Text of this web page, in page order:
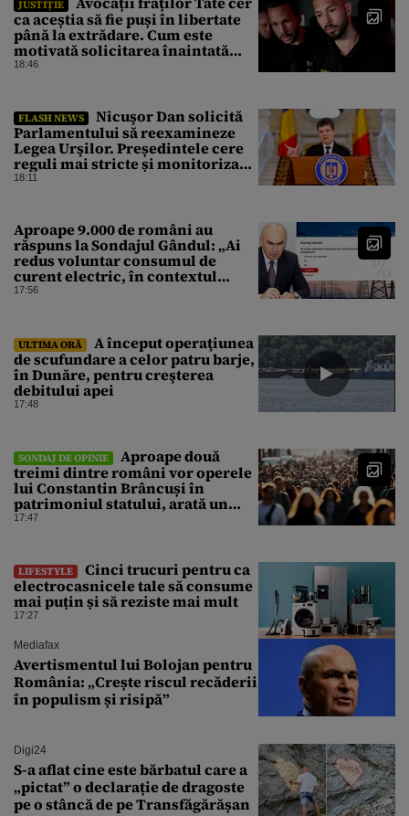
JUSTIȚIE
ca aceștia să fie puși în libertate
până la extrădare. Cum este
motivată solicitarea înaintată
instanței
18:46
FLASH NEWS
Nicuşor Dan solicită
Parlamentului să reexamineze
Legea Urşilor. Președintele cere
reguli mai stricte și monitorizare
în timp real
18:11
Aproape 9.000 de români au
răspuns la Sondajul Gândul: „Ai
redus voluntar consumul de
curent electric, în contextul
crizei energetice?” Rezultatul a
17:56
ULTIMA ORĂ
A început operaţiunea
de scufundare a celor patru barje,
în Dunăre, pentru creşterea
debitului apei
17:48
SONDAJ DE OPINIE
Aproape două
treimi dintre români vor operele
lui Constantin Brâncuși în
patrimoniul statului, arată un
sondaj
17:47
LIFESTYLE
Cinci trucuri pentru ca
electrocasnicele tale să consume
mai puțin și să reziste mai mult
17:27
Mediafax
Avertismentul lui Bolojan pentru
România: „Crește riscul recăderii
în populism și risipă”
Digi24
S-a aflat cine este bărbatul care a
„pictat” o declarație de dragoste
pe o stâncă de pe Transfăgărășan